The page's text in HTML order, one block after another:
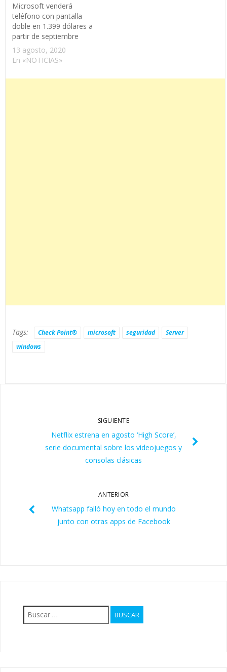
Microsoft venderá
teléfono con pantalla
doble en 1.399 dólares a
partir de septiembre
13 agosto, 2020
En «NOTICIAS»
Tags: Check Point® microsoft seguridad
Server
windows
SIGUIENTE
Netflix estrena en agosto ‘High Score’,
serie documental sobre los videojuegos y
consolas clásicas
ANTERIOR
Whatsapp falló hoy en todo el mundo
junto con otras apps de Facebook